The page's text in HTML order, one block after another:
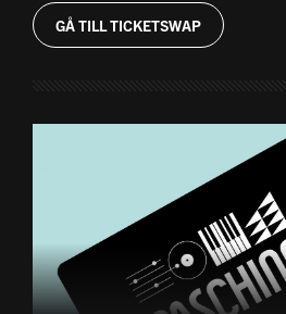
GÅ TILL TICKETSWAP